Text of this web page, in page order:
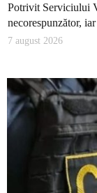
Potrivit Serviciului
necorespunzător,
7 august 2026